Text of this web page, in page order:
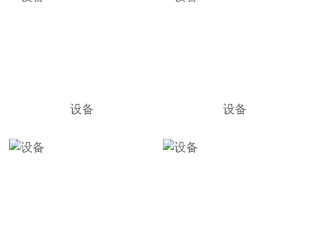
设备 设备